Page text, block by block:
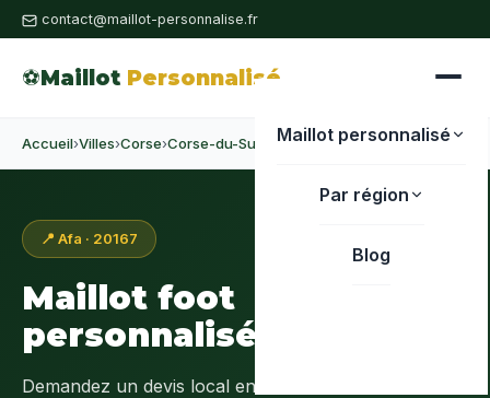
contact@maillot-personnalise.fr
⚽Maillot Personnalisé
Maillot personnalisé
Par région
Blog
Accueil›Villes›Corse›Corse-du-Sud Afa
📍 Afa · 20167
Maillot foot
personnalisé à
Demandez un devis local en